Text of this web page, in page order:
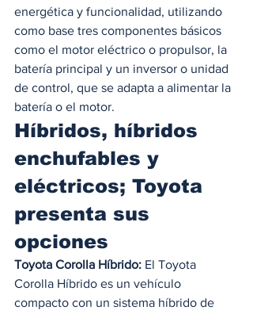
energética y funcionalidad, utilizando
como base tres componentes básicos
como el motor eléctrico o propulsor, la
batería principal y un inversor o unidad
de control, que se adapta a alimentar la
batería o el motor.
Híbridos, híbridos
enchufables y
eléctricos; Toyota
presenta sus
opciones
Toyota Corolla Híbrido: El Toyota
Corolla Híbrido es un vehículo
compacto con un sistema híbrido de